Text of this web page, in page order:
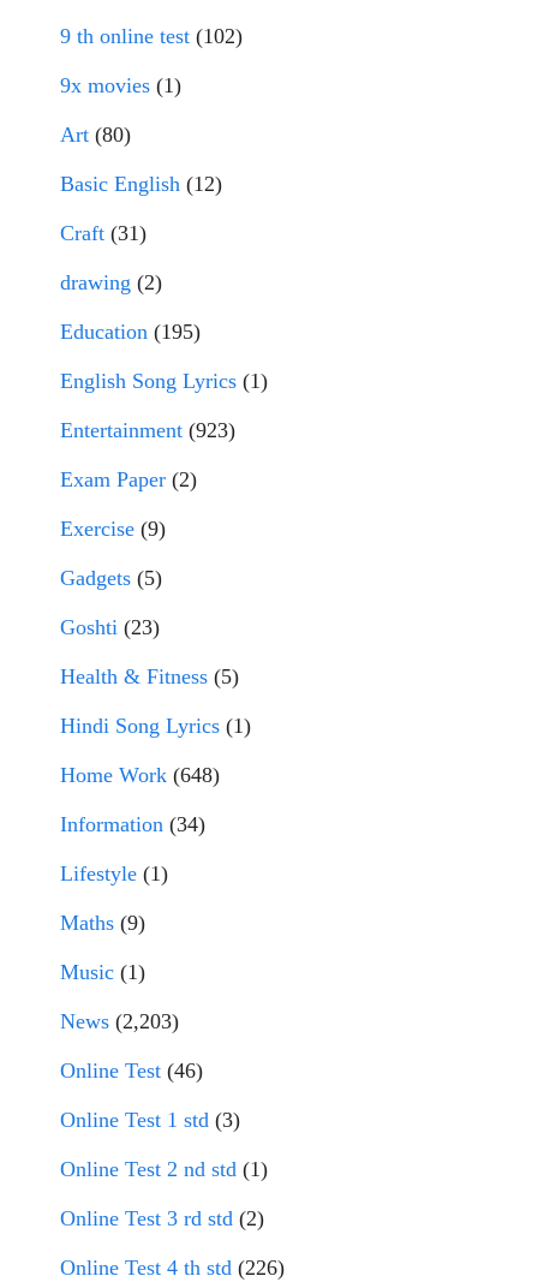
9 th online test (102)
9x movies (1)
Art (80)
Basic English (12)
Craft (31)
drawing (2)
Education (195)
English Song Lyrics (1)
Entertainment (923)
Exam Paper (2)
Exercise (9)
Gadgets (5)
Goshti (23)
Health & Fitness (5)
Hindi Song Lyrics (1)
Home Work (648)
Information (34)
Lifestyle (1)
Maths (9)
Music (1)
News (2,203)
Online Test (46)
Online Test 1 std (3)
Online Test 2 nd std (1)
Online Test 3 rd std (2)
Online Test 4 th std (226)